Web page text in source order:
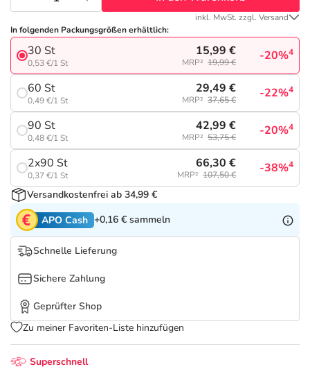
Tierapotheke
Vitamine & Mineralstoffe
Marken
Salus Deals
Superschnell
inkl. MwSt. zzgl. Versand
In folgenden Packungsgrößen erhältlich:
30 St
0,53 €/1 St
15,99 €
MRP² 19,99 € -20%4
60 St
0,49 €/1 St
29,49 €
MRP² 37,65 € -22%4
90 St
0,48 €/1 St
42,99 €
MRP² 53,75 € -20%4
2x90 St
0,37 €/1 St
66,30 €
MRP² 107,50 € -38%4
Versandkostenfrei ab 34,99 €
APO Cash +0,16 € sammeln
Schnelle Lieferung
Sichere Zahlung
Geprüfter Shop
Zu meiner Favoriten-Liste hinzufügen